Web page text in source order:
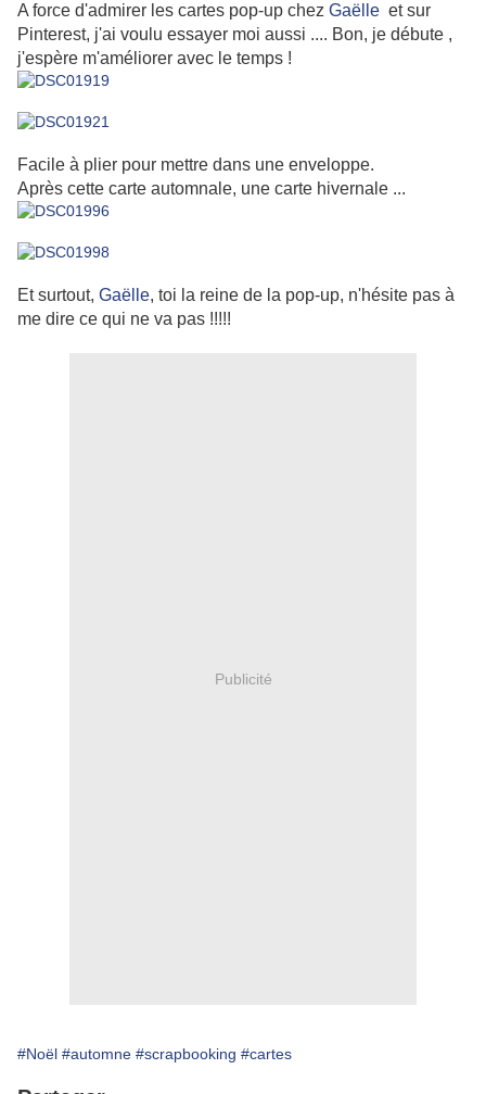
A force d'admirer les cartes pop-up chez Gaëlle et sur
Pinterest, j'ai voulu essayer moi aussi .... Bon, je débute ,
j'espère m'améliorer avec le temps !
Facile à plier pour mettre dans une enveloppe.
Après cette carte automnale, une carte hivernale ...
Et surtout, Gaëlle, toi la reine de la pop-up, n'hésite pas à
me dire ce qui ne va pas !!!!!
Publicité
#Noël #automne #scrapbooking #cartes